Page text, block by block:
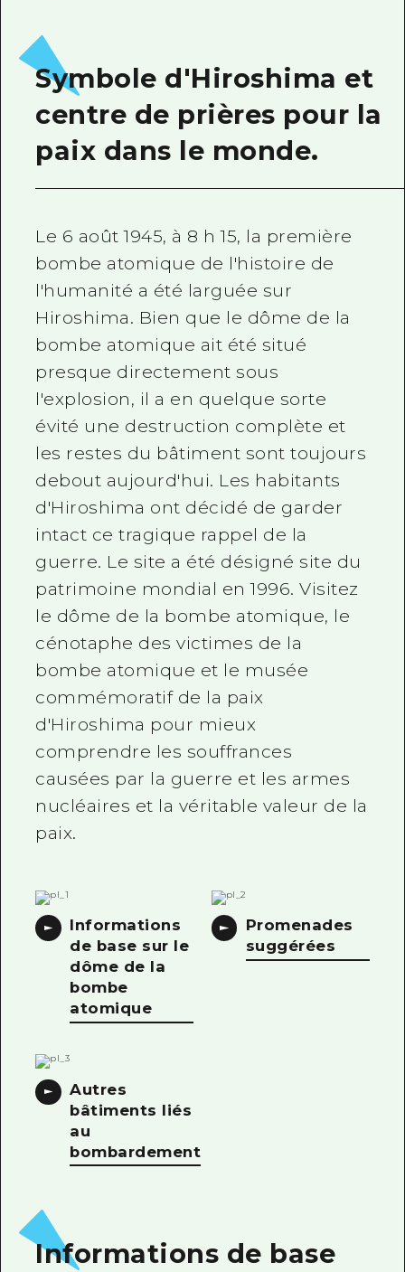
Vidéo d'Hiroshima
FAQ
Téléchargement de Photos
Symbole d'Hiroshima et
centre de prières pour la
paix dans le monde.
Le 6 août 1945, à 8 h 15, la première
bombe atomique de l'histoire de
l'humanité a été larguée sur
Hiroshima. Bien que le dôme de la
bombe atomique ait été situé
presque directement sous
l'explosion, il a en quelque sorte
évité une destruction complète et
les restes du bâtiment sont toujours
debout aujourd'hui. Les habitants
d'Hiroshima ont décidé de garder
intact ce tragique rappel de la
guerre. Le site a été désigné site du
patrimoine mondial en 1996. Visitez
le dôme de la bombe atomique, le
cénotaphe des victimes de la
bombe atomique et le musée
commémoratif de la paix
d'Hiroshima pour mieux
comprendre les souffrances
causées par la guerre et les armes
nucléaires et la véritable valeur de la
paix.
Informations
de base sur le
dôme de la
bombe
atomique
Promenades
suggérées
Autres
bâtiments liés
au
bombardement
Informations de base